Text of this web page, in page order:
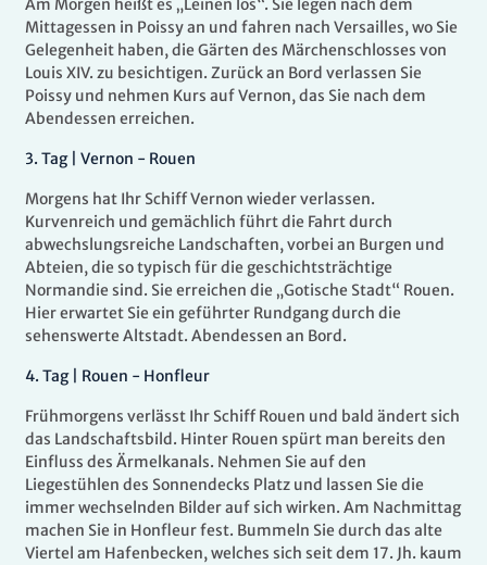
Am Morgen heißt es „Leinen los“. Sie legen nach dem
Mittagessen in Poissy an und fahren nach Versailles, wo Sie
Gelegenheit haben, die Gärten des Märchenschlosses von
Louis XIV. zu besichtigen. Zurück an Bord verlassen Sie
Poissy und nehmen Kurs auf Vernon, das Sie nach dem
Abendessen erreichen.
3. Tag | Vernon - Rouen
Morgens hat Ihr Schiff Vernon wieder verlassen.
Kurvenreich und gemächlich führt die Fahrt durch
abwechslungsreiche Landschaften, vorbei an Burgen und
Abteien, die so typisch für die geschichtsträchtige
Normandie sind. Sie erreichen die „Gotische Stadt“ Rouen.
Hier erwartet Sie ein geführter Rundgang durch die
sehenswerte Altstadt. Abendessen an Bord.
4. Tag | Rouen - Honfleur
Frühmorgens verlässt Ihr Schiff Rouen und bald ändert sich
das Landschaftsbild. Hinter Rouen spürt man bereits den
Einfluss des Ärmelkanals. Nehmen Sie auf den
Liegestühlen des Sonnendecks Platz und lassen Sie die
immer wechselnden Bilder auf sich wirken. Am Nachmittag
machen Sie in Honfleur fest. Bummeln Sie durch das alte
Viertel am Hafenbecken, welches sich seit dem 17. Jh. kaum